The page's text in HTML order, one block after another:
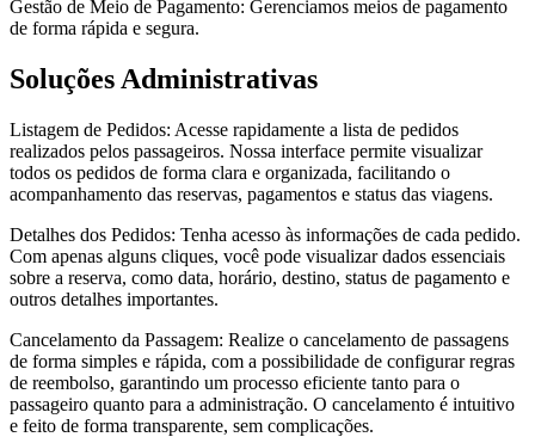
Gestão de Meio de Pagamento: Gerenciamos meios de pagamento
de forma rápida e segura.
Soluções Administrativas
Listagem de Pedidos: Acesse rapidamente a lista de pedidos
realizados pelos passageiros. Nossa interface permite visualizar
todos os pedidos de forma clara e organizada, facilitando o
acompanhamento das reservas, pagamentos e status das viagens.
Detalhes dos Pedidos: Tenha acesso às informações de cada pedido.
Com apenas alguns cliques, você pode visualizar dados essenciais
sobre a reserva, como data, horário, destino, status de pagamento e
outros detalhes importantes.
Cancelamento da Passagem: Realize o cancelamento de passagens
de forma simples e rápida, com a possibilidade de configurar regras
de reembolso, garantindo um processo eficiente tanto para o
passageiro quanto para a administração. O cancelamento é intuitivo
e feito de forma transparente, sem complicações.